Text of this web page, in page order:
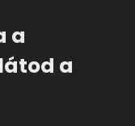
a
a